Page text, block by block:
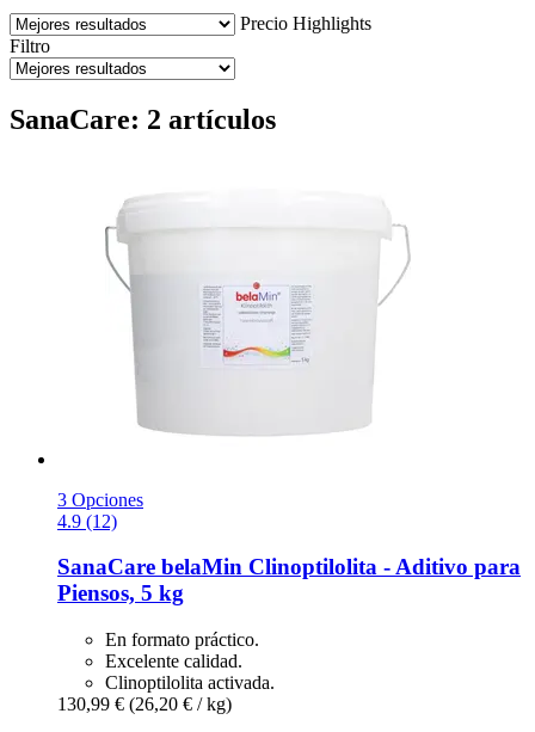
Precio Highlights
Filtro
SanaCare: 2 artículos
3 Opciones
4.9 (12)
SanaCare belaMin Clinoptilolita -​ Aditivo para
Piensos, 5 kg
En formato práctico.
Excelente calidad.
Clinoptilolita activada.
130,99 € (26,20 € / kg)